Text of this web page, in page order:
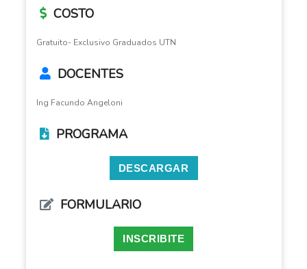
COSTO
Gratuito- Exclusivo Graduados UTN
DOCENTES
Ing Facundo Angeloni
PROGRAMA
DESCARGAR
FORMULARIO
INSCRIBITE